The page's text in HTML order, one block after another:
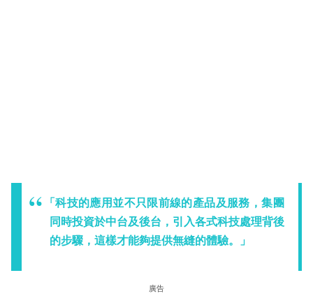
「科技的應用並不只限前線的產品及服務，集團
同時投資於中台及後台，引入各式科技處理背後
的步驟，這樣才能夠提供無縫的體驗。」
廣告